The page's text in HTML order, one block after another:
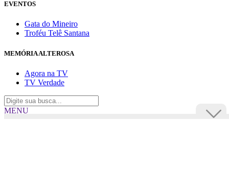
EVENTOS
Gata do Mineiro
Troféu Telê Santana
MEMÓRIA ALTEROSA
Agora na TV
TV Verdade
MENU